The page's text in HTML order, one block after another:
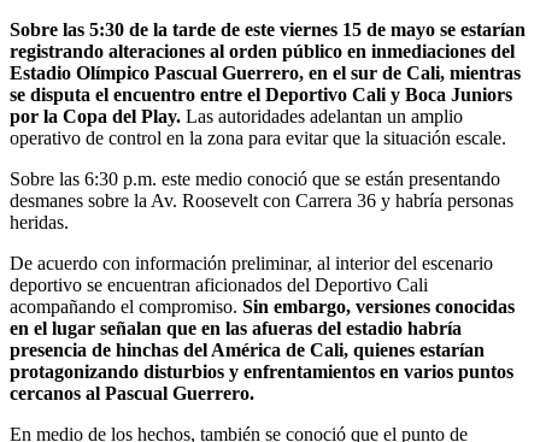
Sobre las 5:30 de la tarde de este viernes 15 de mayo se estarían
registrando alteraciones al orden público en inmediaciones del
Estadio Olímpico Pascual Guerrero, en el sur de Cali, mientras
se disputa el encuentro entre el Deportivo Cali y Boca Juniors
por la Copa del Play. Las autoridades adelantan un amplio
operativo de control en la zona para evitar que la situación escale.
Sobre las 6:30 p.m. este medio conoció que se están presentando
desmanes sobre la Av. Roosevelt con Carrera 36 y habría personas
heridas.
De acuerdo con información preliminar, al interior del escenario
deportivo se encuentran aficionados del Deportivo Cali
acompañando el compromiso. Sin embargo, versiones conocidas
en el lugar señalan que en las afueras del estadio habría
presencia de hinchas del América de Cali, quienes estarían
protagonizando disturbios y enfrentamientos en varios puntos
cercanos al Pascual Guerrero.
En medio de los hechos, también se conoció que el punto de